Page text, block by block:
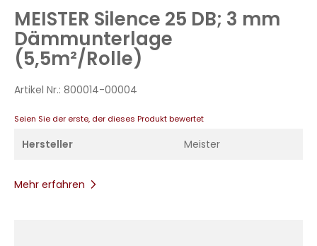
springen
MEISTER Silence 25 DB; 3 mm
Dämmunterlage
(5,5m²/Rolle)
Artikel Nr.: 800014-00004
Seien Sie der erste, der dieses Produkt bewertet
Hersteller Meister
Mehr erfahren